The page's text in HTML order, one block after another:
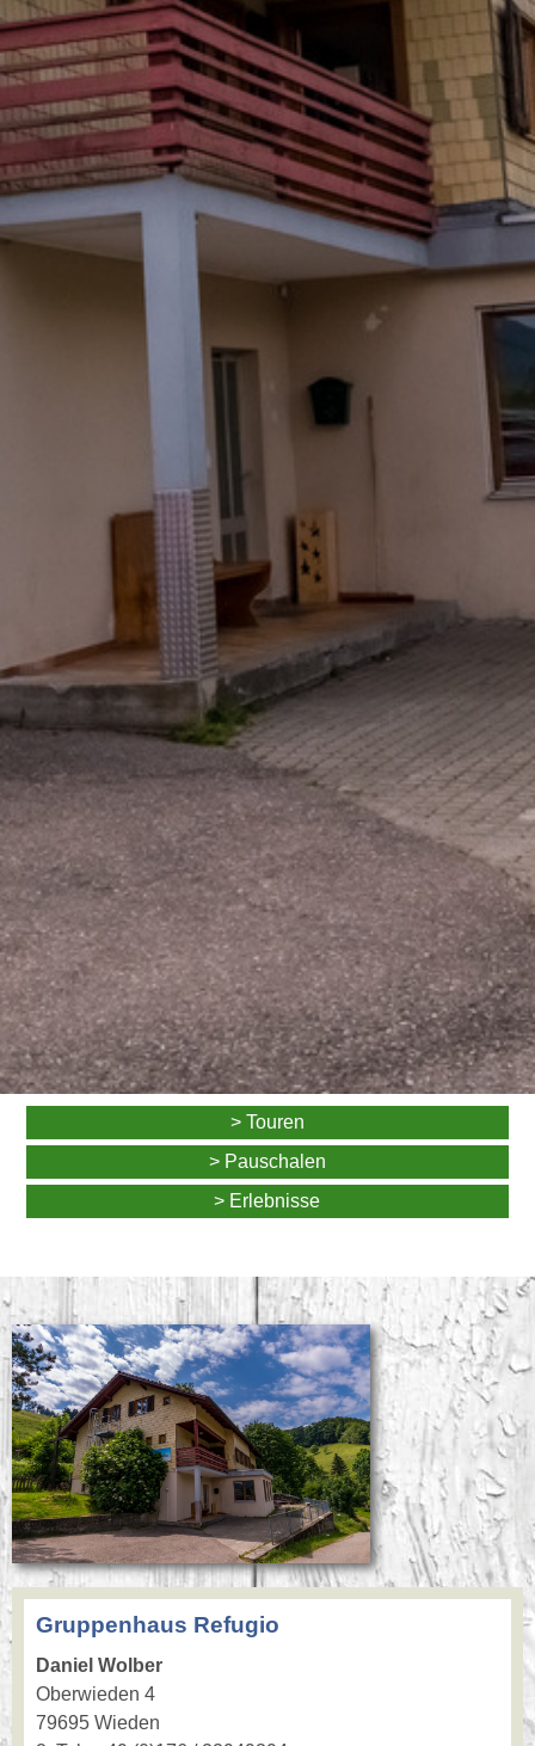
> Touren
> Pauschalen
> Erlebnisse
Gruppenhaus Refugio
Daniel Wolber
Oberwieden 4
79695 Wieden